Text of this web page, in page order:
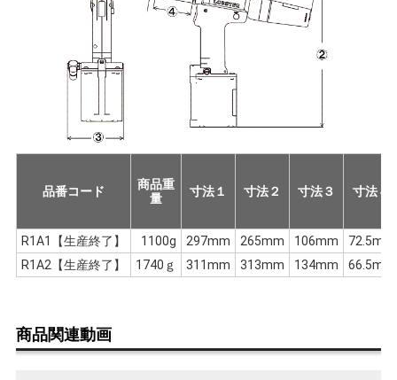
品番コード
商品重
量
寸法１ 寸法２ 寸法３ 寸法４
R1A1【生産終了】 1100g 297mm 265mm 106mm
72.5mm
R1A2【生産終了】
1740ｇ 311mm 313mm 134mm 66.5mm
商品関連動画